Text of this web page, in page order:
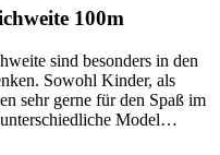
100m
sind besonders in den
Sowohl Kinder, als
sehr gerne für den Spaß im
Model…